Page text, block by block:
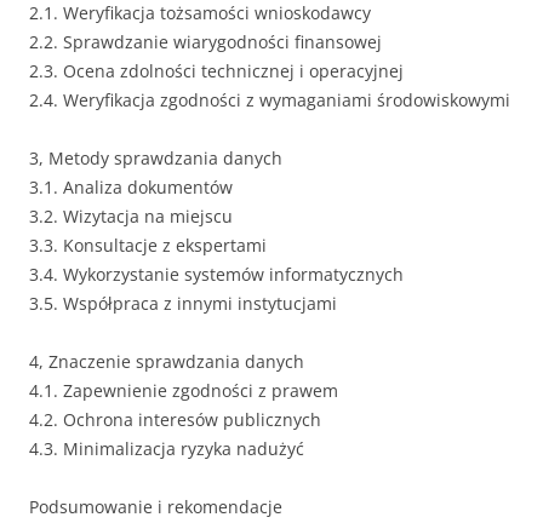
2.1. Weryfikacja tożsamości wnioskodawcy
2.2. Sprawdzanie wiarygodności finansowej
2.3. Ocena zdolności technicznej i operacyjnej
2.4. Weryfikacja zgodności z wymaganiami środowiskowymi
3, Metody sprawdzania danych
3.1. Analiza dokumentów
3.2. Wizytacja na miejscu
3.3. Konsultacje z ekspertami
3.4. Wykorzystanie systemów informatycznych
3.5. Współpraca z innymi instytucjami
4, Znaczenie sprawdzania danych
4.1. Zapewnienie zgodności z prawem
4.2. Ochrona interesów publicznych
4.3. Minimalizacja ryzyka nadużyć
Podsumowanie i rekomendacje